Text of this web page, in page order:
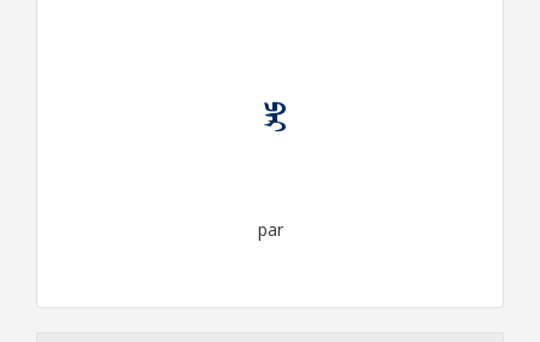
ᠫᠠᠷ
par